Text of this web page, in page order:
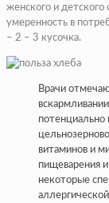
женского и
умеренность в
– 2 – 3 кусочка.
Врачи
витаминов и
пищеварения
некоторые